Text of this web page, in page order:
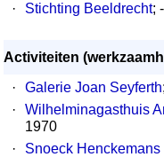
·
Stichting Beeldrecht;
Activiteiten
·
Galerie Joan Seyferth
·
Wilhelminagasthuis
1970
·
Snoeck